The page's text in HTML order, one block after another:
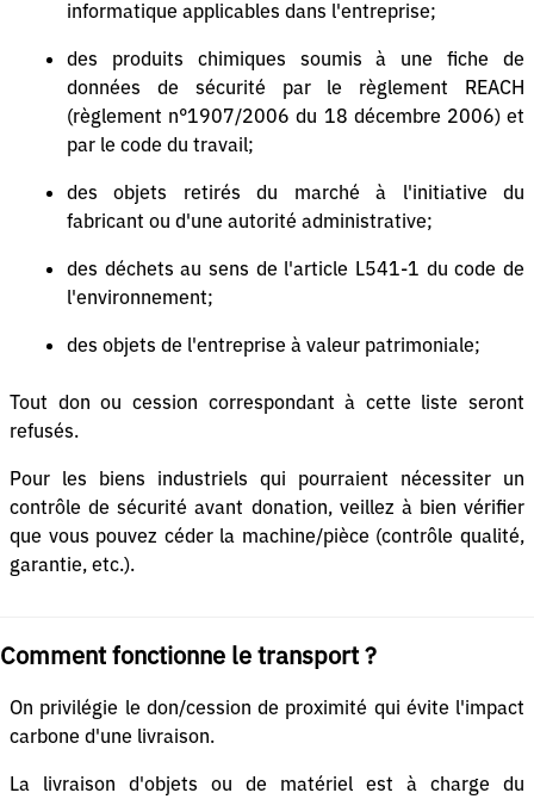
informatique applicables dans l'entreprise;
des produits chimiques soumis à une fiche de
données de sécurité par le règlement REACH
(règlement n°1907/2006 du 18 décembre 2006) et
par le code du travail;
des objets retirés du marché à l'initiative du
fabricant ou d'une autorité administrative;
des déchets au sens de l'article L541-1 du code de
l'environnement;
des objets de l'entreprise à valeur patrimoniale;
Tout don ou cession correspondant à cette liste seront
refusés.
Pour les biens industriels qui pourraient nécessiter un
contrôle de sécurité avant donation, veillez à bien vérifier
que vous pouvez céder la machine/pièce (contrôle qualité,
garantie, etc.).
Comment fonctionne le transport ?
On privilégie le don/cession de proximité qui évite l'impact
carbone d'une livraison.
La livraison d'objets ou de matériel est à charge du